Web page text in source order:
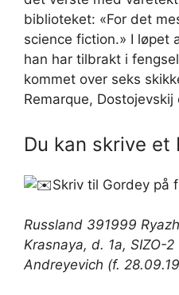
biblioteket: «For det
science fiction.» I løpet
han har tilbrakt i
kommet over seks
Remarque, Dostojevskij
Du kan skrive et
Skriv til Gordey på
Russland 391999
Krasnaya, d. 1a, SIZO-
Andreyevich (f.